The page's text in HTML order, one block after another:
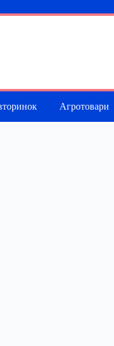
Агротовари